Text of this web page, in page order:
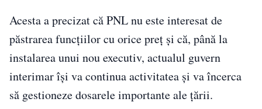
Acesta a precizat că PNL nu este interesat de
păstrarea funcțiilor cu orice preț și că, până la
instalarea unui nou executiv, actualul guvern
interimar își va continua activitatea și va încerca
să gestioneze dosarele importante ale țării.